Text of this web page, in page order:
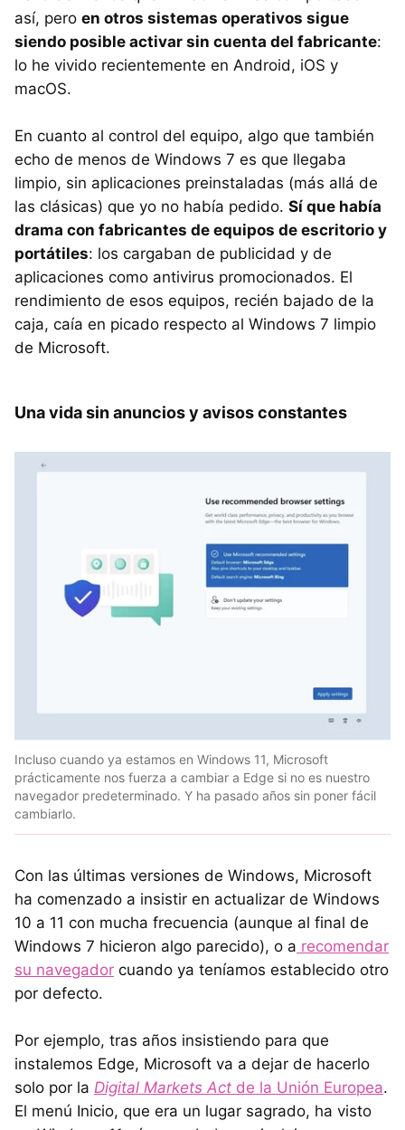
así, pero en otros sistemas operativos sigue
siendo posible activar sin cuenta del fabricante:
lo he vivido recientemente en Android, iOS y
macOS.
En cuanto al control del equipo, algo que también
echo de menos de Windows 7 es que llegaba
limpio, sin aplicaciones preinstaladas (más allá de
las clásicas) que yo no había pedido. Sí que había
drama con fabricantes de equipos de escritorio y
portátiles: los cargaban de publicidad y de
aplicaciones como antivirus promocionados. El
rendimiento de esos equipos, recién bajado de la
caja, caía en picado respecto al Windows 7 limpio
de Microsoft.
Una vida sin anuncios y avisos constantes
Incluso cuando ya estamos en Windows 11, Microsoft
prácticamente nos fuerza a cambiar a Edge si no es nuestro
navegador predeterminado. Y ha pasado años sin poner fácil
cambiarlo.
Con las últimas versiones de Windows, Microsoft
ha comenzado a insistir en actualizar de Windows
10 a 11 con mucha frecuencia (aunque al final de
Windows 7 hicieron algo parecido), o a recomendar
su navegador cuando ya teníamos establecido otro
por defecto.
Por ejemplo, tras años insistiendo para que
instalemos Edge, Microsoft va a dejar de hacerlo
solo por la Digital Markets Act de la Unión Europea.
El menú Inicio, que era un lugar sagrado, ha visto